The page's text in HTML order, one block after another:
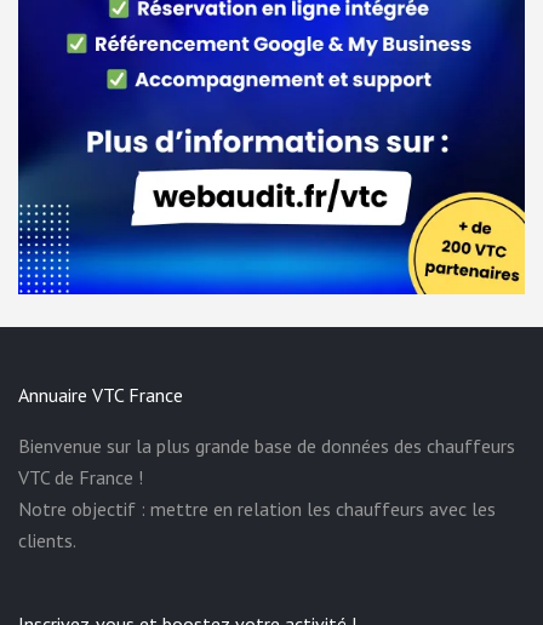
Annuaire VTC France
Bienvenue sur la plus grande base de données des chauffeurs
VTC de France !
Notre objectif : mettre en relation les chauffeurs avec les
clients.